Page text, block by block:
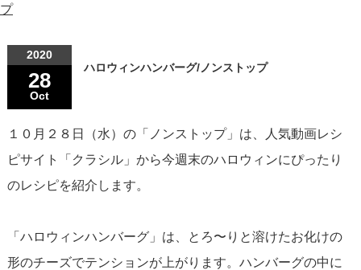
プ
2020
28
Oct
ハロウィンハンバーグ/ノンストップ
１０月２８日（水）の「ノンストップ」は、人気動画レシ
ピサイト「クラシル」から今週末のハロウィンにぴったり
のレシピを紹介します。
「ハロウィンハンバーグ」は、とろ〜りと溶けたお化けの
形のチーズでテンションが上がります。ハンバーグの中に